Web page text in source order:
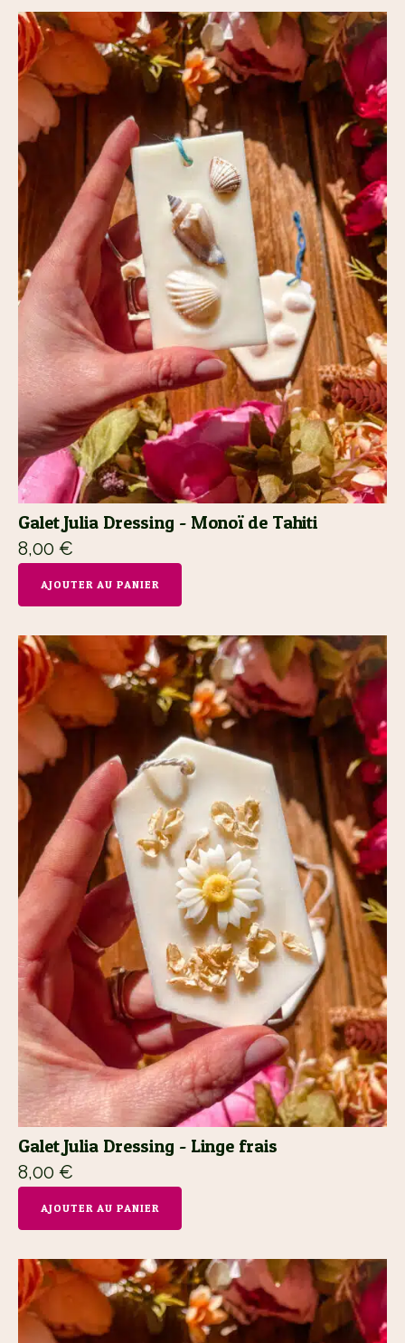
Galet Julia Dressing - Monoï de Tahiti
8,00 €
AJOUTER AU PANIER
Galet Julia Dressing - Linge frais
8,00 €
AJOUTER AU PANIER